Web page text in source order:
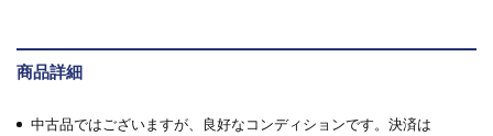
商品詳細
中古品ではございますが、良好なコンディションです。決済は